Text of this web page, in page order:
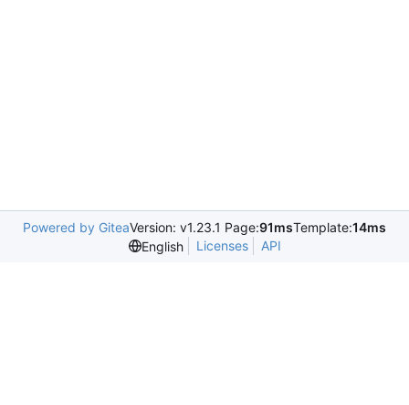
Powered by GiteaVersion: v1.23.1 Page:91msTemplate:14ms
English
Licenses API